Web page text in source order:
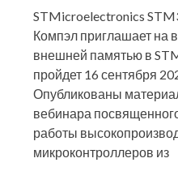
STMicroelectronics
Компэл приглашает на
внешней памятью в
пройдет 16 сентября
Опубликованы
вебинара
работы
микроконтроллеров из